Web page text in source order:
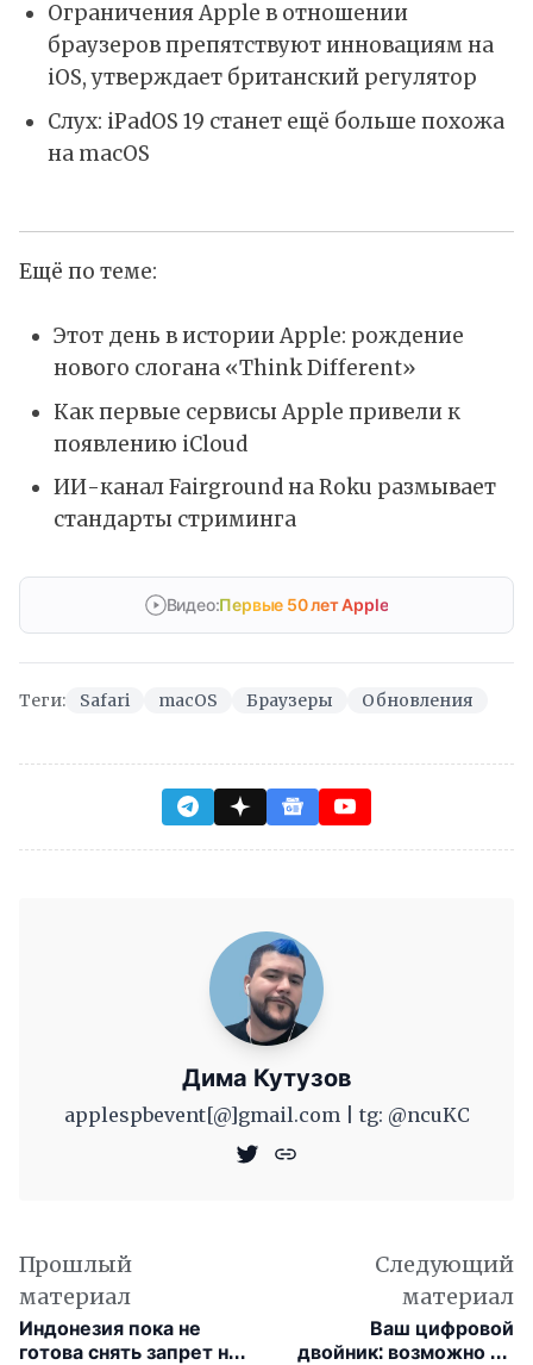
Ограничения Apple в отношении
браузеров препятствуют инновациям на
iOS, утверждает британский регулятор
Слух: iPadOS 19 станет ещё больше похожа
на macOS
Ещё по теме:
Этот день в истории Apple: рождение
нового слогана «Think Different»
Как первые сервисы Apple привели к
появлению iCloud
ИИ-канал Fairground на Roku размывает
стандарты стриминга
Видео:Первые 50 лет Apple
Теги: Safari macOS Браузеры Обновления
Дима Кутузов
applespbevent[@]gmail.com | tg: @ncuKC
Прошлый
материал
Индонезия пока не
готова снять запрет на
Следующий
материал
Ваш цифровой
двойник: возможно ли